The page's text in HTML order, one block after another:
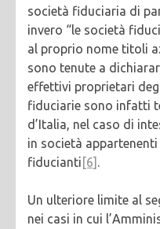
società fiduciaria di
invero “le società
al proprio nome titoli
sono tenute a
effettivi proprietari
fiduciarie sono infatti
d’Italia, nel caso di
in società
fiducianti [6] .
Un ulteriore limite al
nei casi in cui